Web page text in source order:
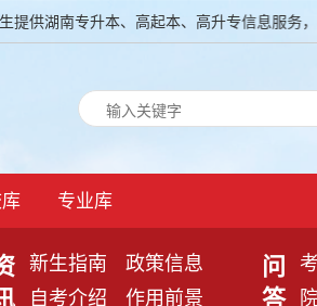
专升本、高起本、高升专信息服务，网站信
专业库
新生指南
政策信息
自考介绍
作用前景
问
答